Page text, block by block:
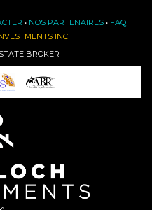
• NOS PARTENAIRES• FAQ
INC
BROKER